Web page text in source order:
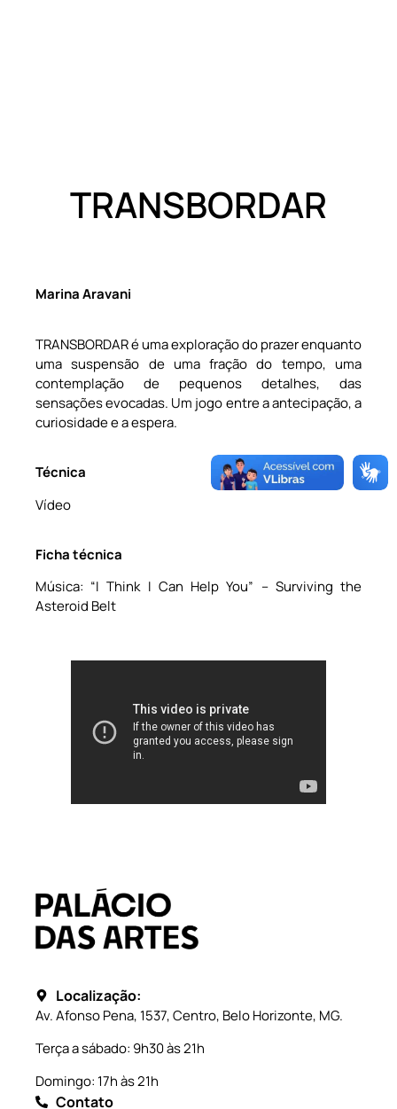
TRANSBORDAR
Marina Aravani
TRANSBORDAR é uma exploração do prazer enquanto
uma suspensão de uma fração do tempo, uma
contemplação de pequenos detalhes, das
sensações evocadas. Um jogo entre a antecipação, a
curiosidade e a espera.
Técnica
Vídeo
Ficha técnica
Música: “I Think I Can Help You” – Surviving the
Asteroid Belt
Localização:
Av. Afonso Pena, 1537, Centro, Belo Horizonte, MG.
Terça a sábado: 9h30 às 21h
Domingo: 17h às 21h
Contato